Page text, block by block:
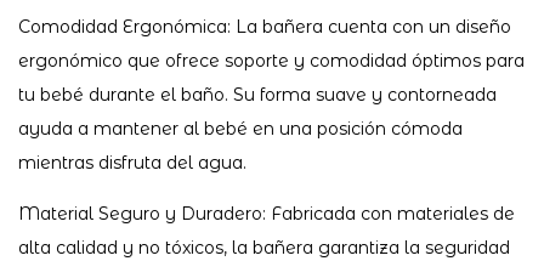
Comodidad Ergonómica: La bañera cuenta con un diseño
ergonómico que ofrece soporte y comodidad óptimos para
tu bebé durante el baño. Su forma suave y contorneada
ayuda a mantener al bebé en una posición cómoda
mientras disfruta del agua.
Material Seguro y Duradero: Fabricada con materiales de
alta calidad y no tóxicos, la bañera garantiza la seguridad